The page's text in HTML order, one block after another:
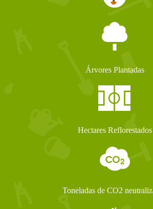
Árvores Plantadas
Hectares Reflorestados
Toneladas de CO2